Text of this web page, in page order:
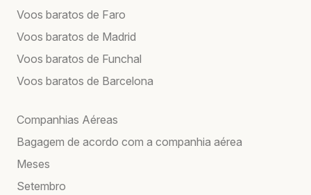
Voos baratos de Faro
Voos baratos de Madrid
Voos baratos de Funchal
Voos baratos de Barcelona
Companhias Aéreas
Bagagem de acordo com a companhia aérea
Meses
Setembro